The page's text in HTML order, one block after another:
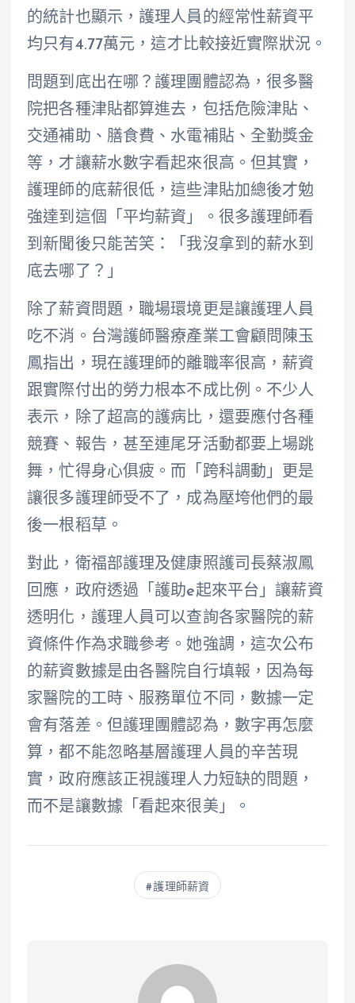
的統計也顯示，護理人員的經常性薪資平
均只有4.77萬元，這才比較接近實際狀況。
問題到底出在哪？護理團體認為，很多醫
院把各種津貼都算進去，包括危險津貼、
交通補助、膳食費、水電補貼、全勤獎金
等，才讓薪水數字看起來很高。但其實，
護理師的底薪很低，這些津貼加總後才勉
強達到這個「平均薪資」。很多護理師看
到新聞後只能苦笑：「我沒拿到的薪水到
底去哪了？」
除了薪資問題，職場環境更是讓護理人員
吃不消。台灣護師醫療產業工會顧問陳玉
鳳指出，現在護理師的離職率很高，薪資
跟實際付出的勞力根本不成比例。不少人
表示，除了超高的護病比，還要應付各種
競賽、報告，甚至連尾牙活動都要上場跳
舞，忙得身心俱疲。而「跨科調動」更是
讓很多護理師受不了，成為壓垮他們的最
後一根稻草。
對此，衛福部護理及健康照護司長蔡淑鳳
回應，政府透過「護助e起來平台」讓薪資
透明化，護理人員可以查詢各家醫院的薪
資條件作為求職參考。她強調，這次公布
的薪資數據是由各醫院自行填報，因為每
家醫院的工時、服務單位不同，數據一定
會有落差。但護理團體認為，數字再怎麼
算，都不能忽略基層護理人員的辛苦現
實，政府應該正視護理人力短缺的問題，
而不是讓數據「看起來很美」。
護理師薪資